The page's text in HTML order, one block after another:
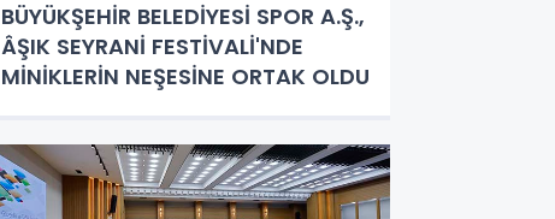
BÜYÜKŞEHİR BELEDİYESİ SPOR A.Ş.,
ÂŞIK SEYRANİ FESTİVALİ'NDE
MİNİKLERİN NEŞESİNE ORTAK OLDU